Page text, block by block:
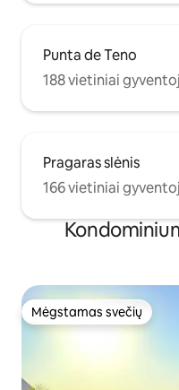
Punta de Teno
188 vietiniai
Pragaras slėnis
166 vietiniai
Mėgstamas svečių
Mėgstamas svečių